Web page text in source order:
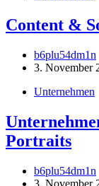
Content &
b6plu54dm1n
3. November
Unternehmen
Portraits
b6plu54dm1n
3. November